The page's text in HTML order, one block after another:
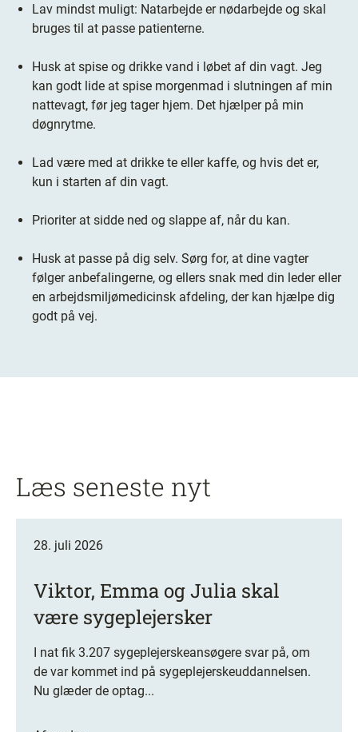
Lav mindst muligt: Natarbejde er nødarbejde og skal
bruges til at passe patienterne.
Husk at spise og drikke vand i løbet af din vagt. Jeg
kan godt lide at spise morgenmad i slutningen af min
nattevagt, før jeg tager hjem. Det hjælper på min
døgnrytme.
Lad være med at drikke te eller kaffe, og hvis det er,
kun i starten af din vagt.
Prioriter at sidde ned og slappe af, når du kan.
Husk at passe på dig selv. Sørg for, at dine vagter
følger anbefalingerne, og ellers snak med din ledereller
en arbejdsmiljømedicinsk afdeling, der kan hjælpe dig
godt på vej.
Læs seneste nyt
28. juli 2026
Viktor, Emma og Julia skal
være sygeplejersker
I nat fik 3.207 sygeplejerskeansøgere svar på, om
de var kommet ind på sygeplejerskeuddannelsen.
Nu glæder de optag...